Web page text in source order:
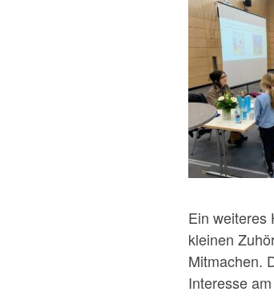
Ein weiteres
kleinen
Mitmachen.
Interesse